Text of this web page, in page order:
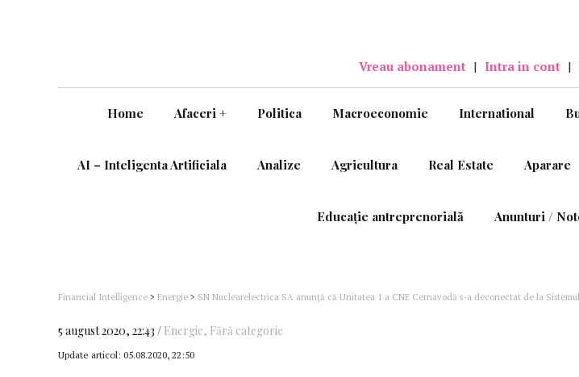
Vreau abonament | Intra in cont |
Home Afaceri + Politica Macroeconomie International
AI – Inteligenta Artificiala Analize Agricultura Real Estate Aparare
Educație antreprenorială Anunturi /
Financial Intelligence > Energie > SN Nuclearelectrica SA anunţă că Unitatea 1 a CNE Cernavodă s-a deconectat de la
5 august 2020, 22:43 Energie, Fără categorie
Update articol: 05.08.2020, 22:50